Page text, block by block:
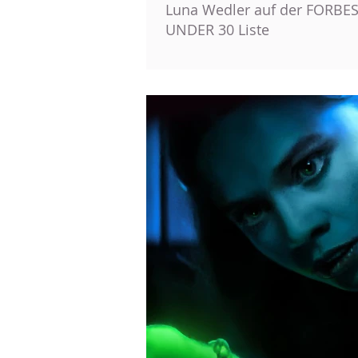
Luna Wedler auf der
UNDER 30 Liste